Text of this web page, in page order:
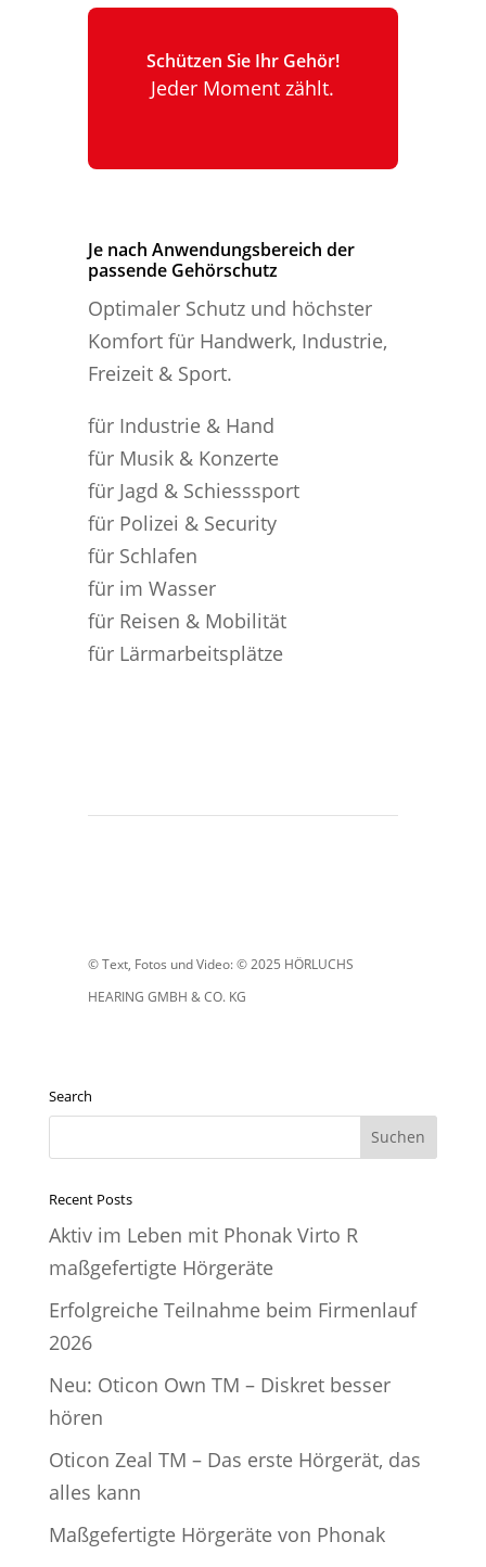
Schützen Sie Ihr Gehör!
Jeder Moment zählt.
Je nach Anwendungsbereich der
passende Gehörschutz
Optimaler Schutz und höchster
Komfort für Handwerk, Industrie,
Freizeit & Sport.
für Industrie & Hand
für Musik & Konzerte
für Jagd & Schiesssport
für Polizei & Security
für Schlafen
für im Wasser
für Reisen & Mobilität
für Lärmarbeitsplätze
© Text, Fotos und Video: © 2025 HÖRLUCHS
HEARING GMBH & CO. KG
Search
nach:
Recent Posts
Aktiv im Leben mit Phonak Virto R
maßgefertigte Hörgeräte
Erfolgreiche Teilnahme beim Firmenlauf
2026
Neu: Oticon Own TM – Diskret besser
hören
Oticon Zeal TM – Das erste Hörgerät, das
alles kann
Maßgefertigte Hörgeräte von Phonak